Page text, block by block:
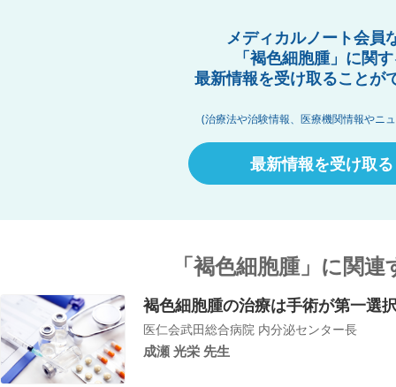
メディカルノート会員
「褐色細胞腫」に関
最新情報を受け取ることが
(治療法や治験情報、医療機関情報やニ
最新情報を受け取る
「褐色細胞腫」に関
褐色細胞腫の治療は手術が第一選
医仁会武田総合病院 内分泌センター長
成瀬 光栄 先生